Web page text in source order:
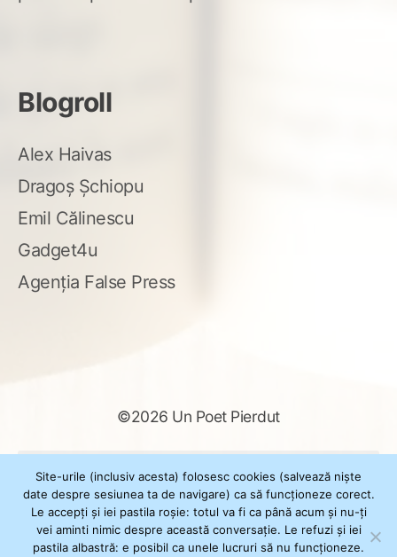
Blogroll
Alex Haivas
Dragoș Șchiopu
Emil Călinescu
Gadget4u
Agenția False Press
©2026 Un Poet Pierdut
după:
Site-urile (inclusiv acesta) folosesc cookies (salvează niște
date despre sesiunea ta de navigare) ca să funcționeze corect.
Le accepți și iei pastila roșie: totul va fi ca până acum și nu-ți
vei aminti nimic despre această conversație. Le refuzi și iei
pastila albastră: e posibil ca unele lucruri să nu funcționeze.